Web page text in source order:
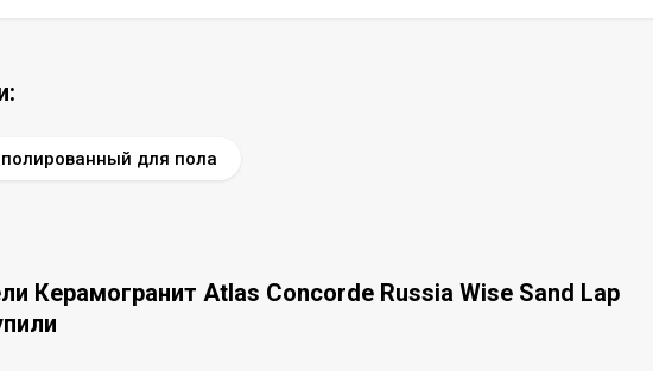
полированный для пола
Керамогранит Atlas Concorde Russia Wise Sand Lap